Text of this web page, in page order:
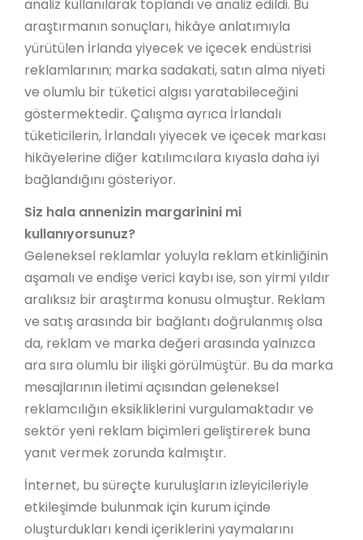
analiz kullanılarak toplandı ve analiz edildi. Bu
araştırmanın sonuçları, hikâye anlatımıyla
yürütülen İrlanda yiyecek ve içecek endüstrisi
reklamlarının; marka sadakati, satın alma niyeti
ve olumlu bir tüketici algısı yaratabileceğini
göstermektedir. Çalışma ayrıca İrlandalı
tüketicilerin, İrlandalı yiyecek ve içecek markası
hikâyelerine diğer katılımcılara kıyasla daha iyi
bağlandığını gösteriyor.
Siz hala annenizin margarinini mi
kullanıyorsunuz?
Geleneksel reklamlar yoluyla reklam etkinliğinin
aşamalı ve endişe verici kaybı ise, son yirmi yıldır
aralıksız bir araştırma konusu olmuştur. Reklam
ve satış arasında bir bağlantı doğrulanmış olsa
da, reklam ve marka değeri arasında yalnızca
ara sıra olumlu bir ilişki görülmüştür. Bu da marka
mesajlarının iletimi açısından geleneksel
reklamcılığın eksikliklerini vurgulamaktadır ve
sektör yeni reklam biçimleri geliştirerek buna
yanıt vermek zorunda kalmıştır.
İnternet, bu süreçte kuruluşların izleyicileriyle
etkileşimde bulunmak için kurum içinde
oluşturdukları kendi içeriklerini yaymalarını